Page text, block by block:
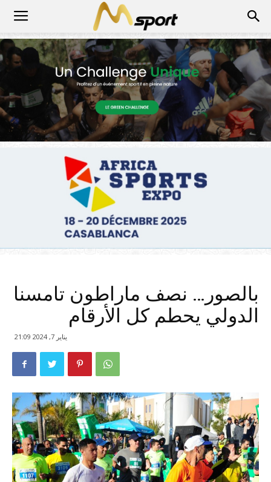
بالصور… نصف ماراطون تامسنا
الدولي يحطم كل الأرقام
يناير 7, 2024 21:09